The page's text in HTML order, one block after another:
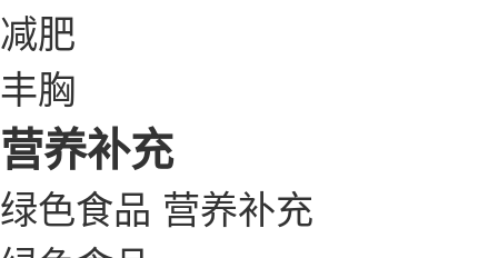
减肥
丰胸
营养补充
绿色食品 营养补充